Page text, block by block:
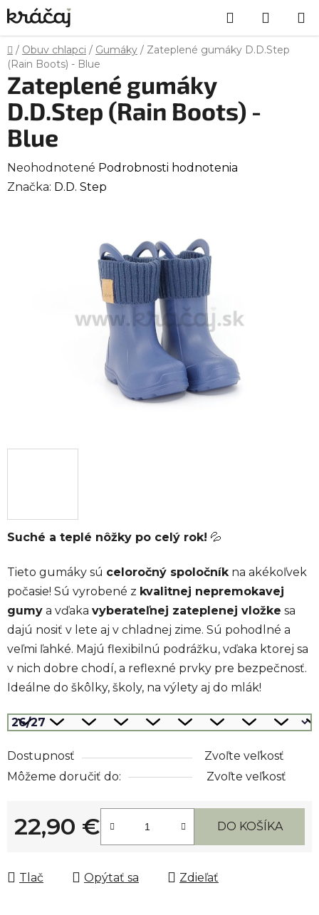
Prejsť
na
obsah
Hľadať
KOŠÍK
Domov
/ Obuv chlapci / Gumáky / Zateplené gumáky D.D.Step
(Rain Boots) - Blue
Suché a teplé nôžky po celý rok! 💦
Tieto gumáky sú celoročný spoločník na akékoľvek
počasie! Sú vyrobené z kvalitnej nepremokavej
gumy a vďaka vyberateľnej zateplenej vložke sa
dajú nosiť v lete aj v chladnej zime. Sú pohodlné a
veľmi ľahké. Majú flexibilnú podrážku, vďaka ktorej sa
v nich dobre chodí, a reflexné prvky pre bezpečnosť.
Ideálne do škôlky, školy, na výlety aj do mlák!
Dostupnosť
Zvoľte veľkosť
Môžeme doručiť do:
Zvoľte veľkosť
22,90 €
Jednotková cena:
DO KOŠÍKA
Tlač Opýtať sa Zdieľať
Zateplené gumáky
D.D.Step (Rain Boots) -
Blue
Priemerné
hodnotenie
Neohodnotené Podrobnosti hodnotenia
Značka: D.D. Step